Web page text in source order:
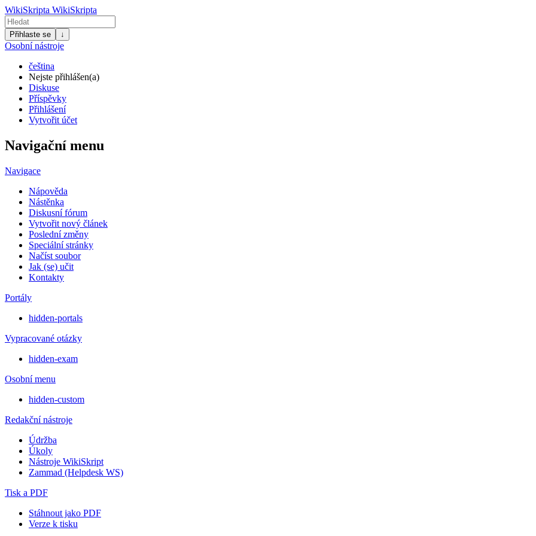
WikiSkripta WikiSkripta
Přihlaste se ↓
Osobní nástroje
čeština
Nejste přihlášen(a)
Diskuse
Příspěvky
Přihlášení
Vytvořit účet
Navigační menu
Navigace
Nápověda
Nástěnka
Diskusní fórum
Vytvořit nový článek
Poslední změny
Speciální stránky
Načíst soubor
Jak (se) učit
Kontakty
Portály
hidden-portals
Vypracované otázky
hidden-exam
Osobní menu
hidden-custom
Redakční nástroje
Údržba
Úkoly
Nástroje WikiSkript
Zammad (Helpdesk WS)
Tisk a PDF
Stáhnout jako PDF
Verze k tisku